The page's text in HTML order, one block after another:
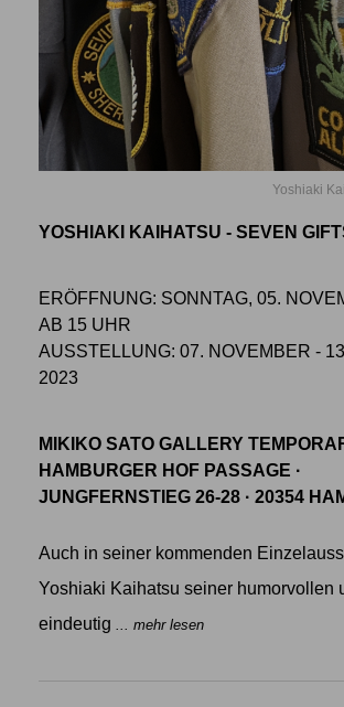
Yoshiaki
YOSHIAKI KAIHATSU - SEVEN
ERÖFFNUNG: SONNTAG, 05.
AB 15 UHR
AUSSTELLUNG: 07. NOVEMBER -
2023
MIKIKO SATO GALLERY
HAMBURGER HOF PASSAGE ·
JUNGFERNSTIEG 26-28 · 20354
Auch in seiner kommenden
Yoshiaki Kaihatsu seiner humorvollen
eindeutig ... mehr lesen